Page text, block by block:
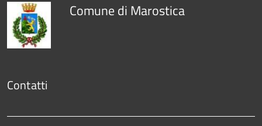
Comune di Marostica
Contatti